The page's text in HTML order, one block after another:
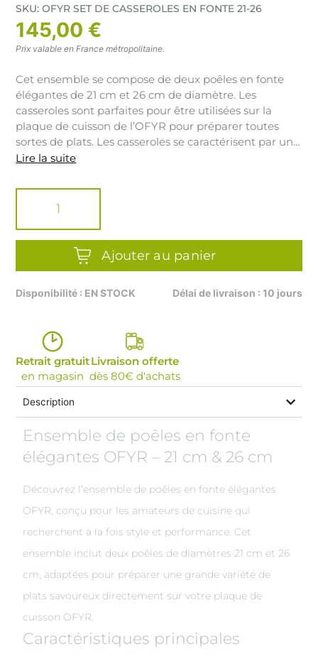
SKU: OFYR SET DE CASSEROLES EN FONTE 21-26
145,00 €
Prix valable en France métropolitaine.
Cet ensemble se compose de deux poêles en fonte
élégantes de 21 cm et 26 cm de diamètre. Les
casseroles sont parfaites pour être utilisées sur la
plaque de cuisson de l’OFYR pour préparer toutes
sortes de plats. Les casseroles se caractérisent par une
parfaite répartition de la chaleur. Le bouton sur le
conséquent, utilisez des gants résistants à la chaleur,
comme ceux de l’OFYR, pour retirer le couvercle
Lire la suite
de
CASSEROLES
21-
Ajouter au panier
Disponibilité : EN STOCK Délai de livraison : 10 jours
Retrait gratuit
en magasin
Livraison offerte
dès 80€ d'achats
Description
Ensemble de poêles en fonte
élégantes OFYR – 21 cm & 26 cm
Découvrez l’ensemble de poêles en fonte élégantes
OFYR, conçu pour les amateurs de cuisine qui
recherchent à la fois style et performance. Cet
ensemble inclut deux poêles de diamètres 21 cm et 26
cm, adaptées pour préparer une grande variété de
plats savoureux directement sur votre plaque de
cuisson OFYR.
Caractéristiques principales